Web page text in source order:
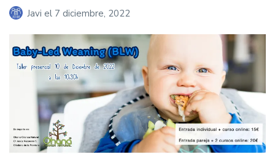
Javi el 7 diciembre, 2022